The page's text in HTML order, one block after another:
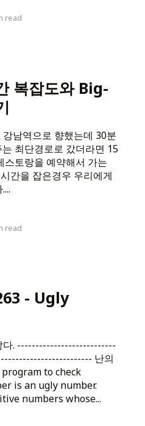
read
복잡도와 Big-
남역으로 향했는데 30분
최단경로로 갔더라면 15
스토랑을 예약해서 가는
간을 잡은경우 우리에게
read
- Ugly
다. ---------------------------
난의
to check
is an ugly number.
numbers whose...